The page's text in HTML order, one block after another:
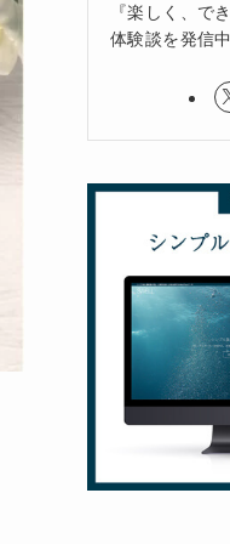
『楽しく、で
体験談を発信中